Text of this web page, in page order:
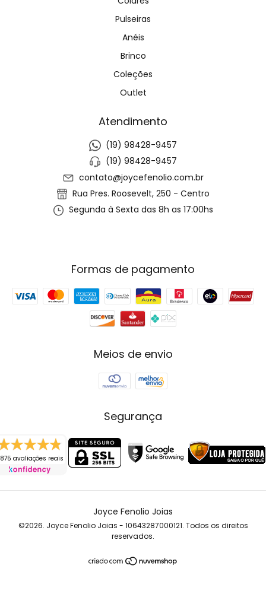
Pulseiras
Anéis
Brinco
Coleções
Outlet
Atendimento
(19) 98428-9457
(19) 98428-9457
contato@joycefenolio.com.br
Rua Pres. Roosevelt, 250 - Centro
Segunda à Sexta das 8h as 17:00hs
Formas de pagamento
Meios de envio
Segurança
avaliações reais
Joyce Fenolio Joias
©2026. Joyce Fenolio Joias - 10643287000121. Todos os direitos
reservados.